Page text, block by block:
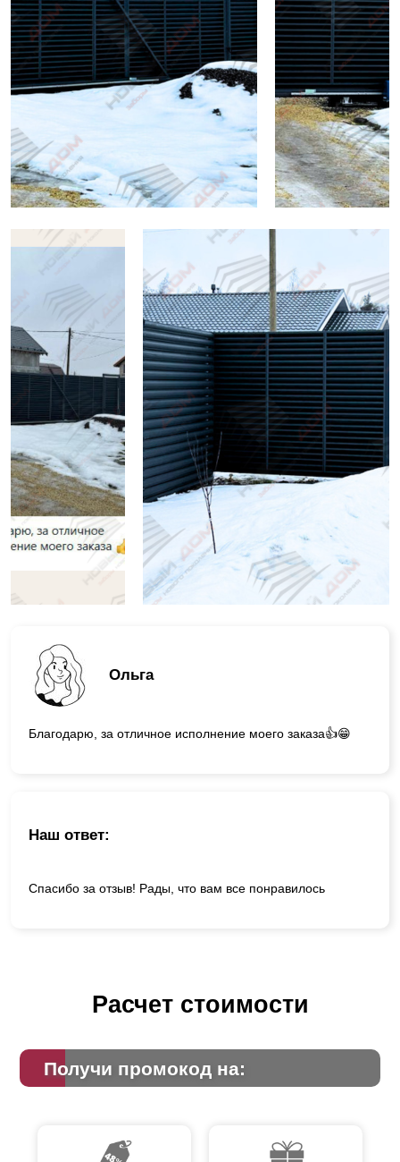
Ольга
Благодарю, за отличное исполнение моего заказа👍😁
Наш ответ:
Спасибо за отзыв! Рады, что вам все понравилось
Расчет стоимости
Получи промокод на: